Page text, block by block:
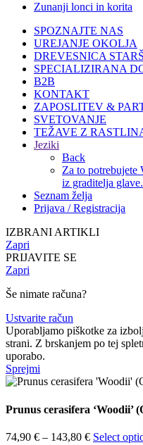
Zunanji lonci in korita
SPOZNAJTE NAS
UREJANJE OKOLJA
DREVESNICA
SPECIALIZIRANA
B2B
KONTAKT
ZAPOSLITEV &
SVETOVANJE
TEŽAVE Z
Jeziki
Back
Za to
iz graditelja glave.
Seznam želja
Prijava / Registracija
IZBRANI ARTIKLI
Zapri
PRIJAVITE SE
Zapri
Še nimate računa?
Ustvarite račun
Uporabljamo piškotke za
strani. Z brskanjem po tej
uporabo.
Sprejmi
Prunus cerasifera ‘Woodii’
74,90 € – 143,80 €Cenovni
Select